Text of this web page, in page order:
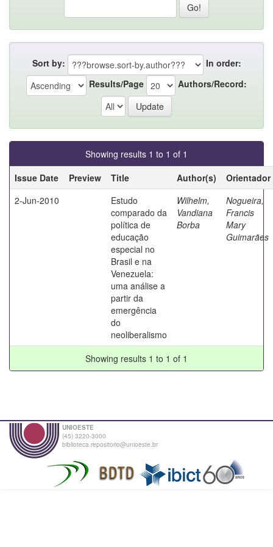
Sort by:
In order:
Results/Page
Authors/Record:
Showing results 1 to 1 of 1
Issue Date
Preview Title Author(s)
Orientador
2-Jun-2010
Estudo
comparado da
política de
educação
especial no
Brasil e na
Venezuela:
uma análise a
partir da
emergência
do
neoliberalismo
Wilhelm,
Vandiana
Borba
Nogueira,
Francis
Mary
Guimarães
Showing results 1 to 1 of 1
UNIOESTE
(45) 3220-3000
biblioteca.repositorio@unioeste.br